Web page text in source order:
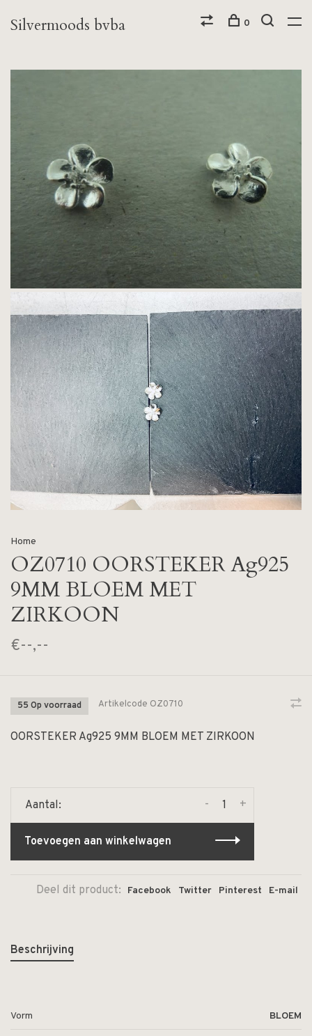
Silvermoods bvba 0
Home
OZ0710 OORSTEKER Ag925
9MM BLOEM MET
ZIRKOON
€--,--
55 Op voorraad Artikelcode OZ0710
OORSTEKER Ag925 9MM BLOEM MET ZIRKOON
Aantal: +
-
Toevoegen aan winkelwagen
Deel dit product: Facebook Twitter Pinterest E-mail
Beschrijving
Vorm BLOEM